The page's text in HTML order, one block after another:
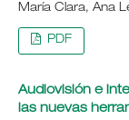
María Clara, Ana
PDF
Audiovisión e
las nuevas